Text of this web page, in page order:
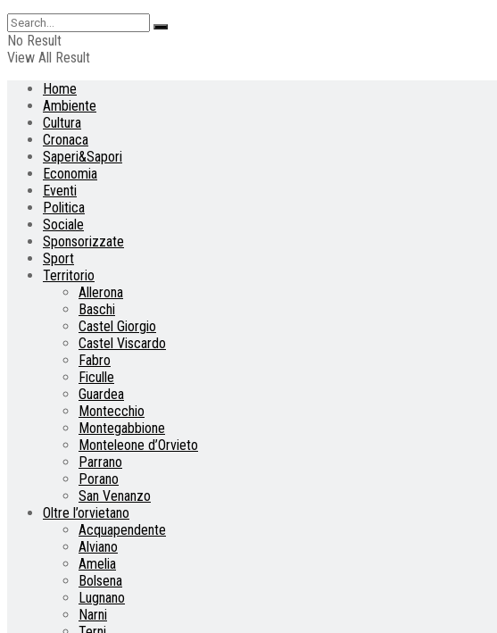
No Result
View All Result
Home
Ambiente
Cultura
Cronaca
Saperi&Sapori
Economia
Eventi
Politica
Sociale
Sponsorizzate
Sport
Territorio
Allerona
Baschi
Castel Giorgio
Castel Viscardo
Fabro
Ficulle
Guardea
Montecchio
Montegabbione
Monteleone d’Orvieto
Parrano
Porano
San Venanzo
Oltre l’orvietano
Acquapendente
Alviano
Amelia
Bolsena
Lugnano
Narni